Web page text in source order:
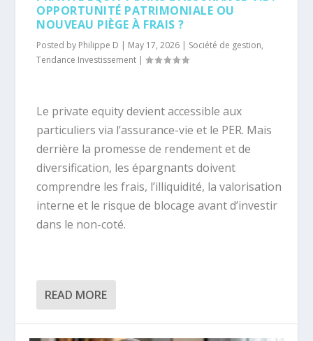
OPPORTUNITÉ PATRIMONIALE OU
NOUVEAU PIÈGE À FRAIS ?
Posted by Philippe D | May 17, 2026 | Société de gestion,
Tendance Investissement |
Le private equity devient accessible aux
particuliers via l’assurance-vie et le PER. Mais
derrière la promesse de rendement et de
diversification, les épargnants doivent
comprendre les frais, l’illiquidité, la valorisation
interne et le risque de blocage avant d’investir
dans le non-coté.
READ MORE